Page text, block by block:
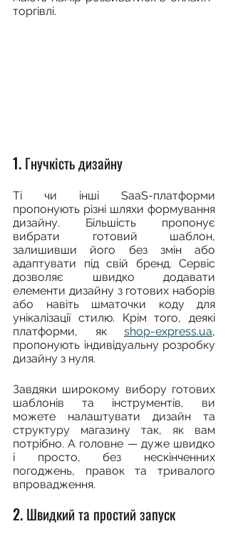
торгівлі.
1. Гнучкість дизайну
Ті чи інші SaaS-платформи
пропонують різні шляхи формування
дизайну. Більшість пропонує
вибрати готовий шаблон,
залишивши його без змін або
адаптувати під свій бренд. Сервіс
дозволяє швидко додавати
елементи дизайну з готових наборів
або навіть шматочки коду для
унікалізації стилю. Крім того, деякі
платформи, як shop-express.ua,
пропонують індивідуальну розробку
дизайну з нуля.
Завдяки широкому вибору готових
шаблонів та інструментів, ви
можете налаштувати дизайн та
структуру магазину так, як вам
потрібно. А головне — дуже швидко
і просто, без нескінченних
погоджень, правок та тривалого
впровадження.
2. Швидкий та простий запуск